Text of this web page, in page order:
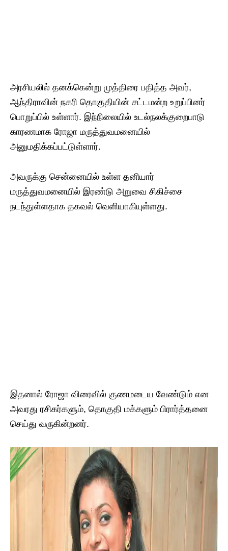
அரசியலில் தனக்கென்று முத்திரை பதித்த அவர்,
ஆந்திராவின் நகரி தொகுதியின் சட்டமன்ற உறுப்பினர்
பொறுப்பில் உள்ளார். இந்நிலையில் உடல்நலக்குறைபாடு
காரணமாக ரோஜா மருத்துவமனையில்
அனுமதிக்கப்பட்டுள்ளார்.
அவருக்கு சென்னையில் உள்ள தனியார்
மருத்துவமனையில் இரண்டு அறுவை சிகிச்சை
நடந்துள்ளதாக தகவல் வெளியாகியுள்ளது.
இதனால் ரோஜா விரைவில் குணமடைய வேண்டும் என
அவரது ரசிகர்களும், தொகுதி மக்களும் பிரார்த்தனை
செய்து வருகின்றனர்.